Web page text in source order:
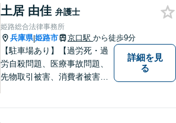
もご相談ください。二人三脚
で平穏な生活を取り戻しまし
ょう。【Zoom・電話相談O
K】
土居 由佳 弁護士
姫路総合法律事務所
兵庫県|姫路市 京口駅 から徒歩9分
【駐車場あり】【過労死・過
労自殺問題、医療事故問題、
先物取引被害、消費者被害、
詳細を見
る